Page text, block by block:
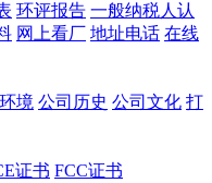
环评报告 一般纳税人认
网上看厂 地址电话 在线
境 公司历史 公司文化 打
证书 FCC证书